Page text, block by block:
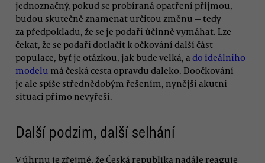
jednoznačný, pokud se probíraná opatření přijmou,
budou skutečně znamenat určitou změnu — tedy
za předpokladu, že se je podaří účinně vymáhat. Lze
čekat, že se podaří dotlačit k očkování další část
populace, byť je otázkou, jak bude velká, a do ideálního
modelu má česká cesta opravdu daleko. Doočkování
je ale spíše střednědobým řešením, nynější akutní
situaci přímo nevyřeší.
Další podzim, další selhání
V úhrnu je zřejmé, že Česká republika nadále reaguje